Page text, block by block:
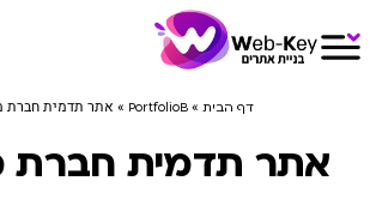
דף הבית »
PortfolioB
» אתר תדמית חברת
אתר תדמית חברת